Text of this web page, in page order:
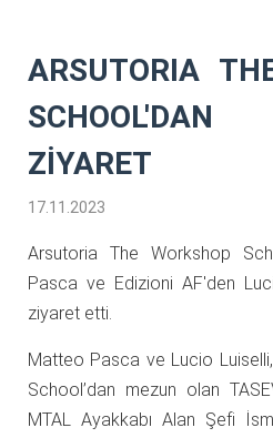
ARSUTORIA
ZİYARET
17.11.2023
Arsutoria The Workshop
Pasca ve Edizioni AF'den
ziyaret etti.
Matteo Pasca ve Lucio
School’dan mezun olan
MTAL Ayakkabı Alan Şefi